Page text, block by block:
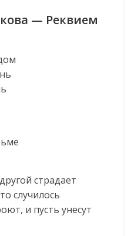
— Реквием
страдает
случилось
и пусть унесут